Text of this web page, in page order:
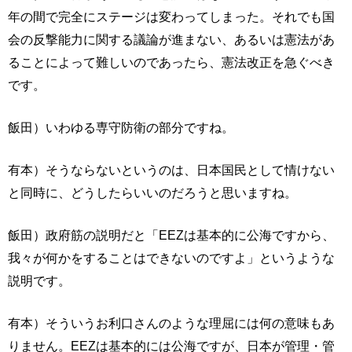
年の間で完全にステージは変わってしまった。それでも国
会の反撃能力に関する議論が進まない、あるいは憲法があ
ることによって難しいのであったら、憲法改正を急ぐべき
です。
飯田）いわゆる専守防衛の部分ですね。
有本）そうならないというのは、日本国民として情けない
と同時に、どうしたらいいのだろうと思いますね。
飯田）政府筋の説明だと「EEZは基本的に公海ですから、
我々が何かをすることはできないのですよ」というような
説明です。
有本）そういうお利口さんのような理屈には何の意味もあ
りません。EEZは基本的には公海ですが、日本が管理・管